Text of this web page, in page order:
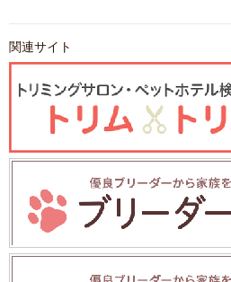
関連サイト